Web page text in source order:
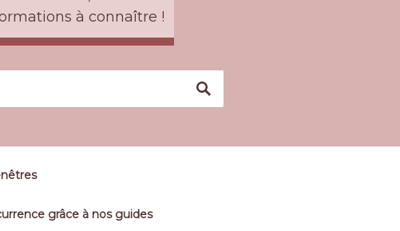
à connaître !
grâce à nos guides